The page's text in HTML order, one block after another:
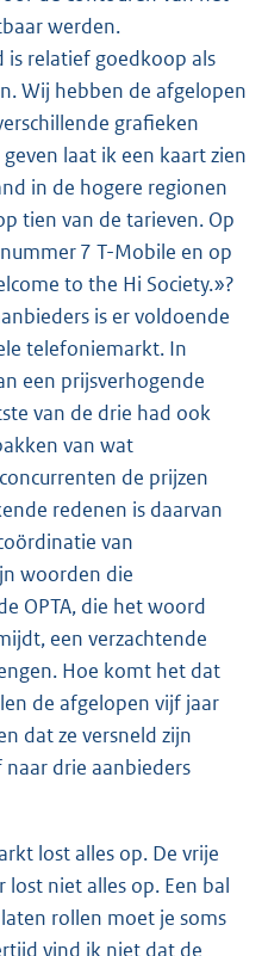
werden.
is relatief goedkoop als
Wij hebben de afgelopen
grafieken
laat ik een kaart zien
in de hogere regionen
tien van de tarieven. Op
7 T-Mobile en op
to the Hi Society.»?
is er voldoende
telefoniemarkt. In
een prijsverhogende
van de drie had ook
van wat
de prijzen
redenen is daarvan
van
woorden die
OPTA, die het woord
een verzachtende
Hoe komt het dat
de afgelopen vijf jaar
dat ze versneld zijn
drie aanbieders
lost alles op. De vrije
niet alles op. Een bal
rollen moet je soms
vind ik niet dat de